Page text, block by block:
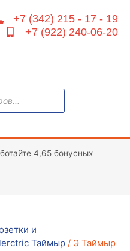
+7 (342) 215 - 17 - 19
+7 (922) 240-06-20
4,65 бонусных
и
Таймыр / Э Таймыр